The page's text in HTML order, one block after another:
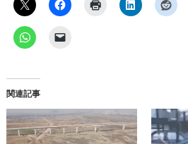
関連記事